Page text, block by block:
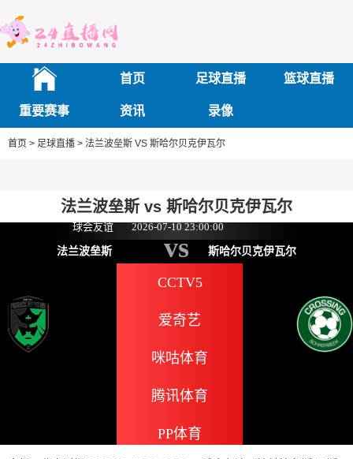
首页 足球直播 篮球直播
重要赛事 资讯 录像
首页 > 足球直播 > 法兰波垒斯 VS 斯哈尔贝克伊瓦尔
法兰波垒斯 vs 斯哈尔贝克伊瓦尔
球会友谊 2026-07-10 23:00:00
法兰波垒斯 vs 斯哈尔贝克伊瓦尔
CCTV5
爱奇艺
咪咕体育
腾讯体育
PP体育